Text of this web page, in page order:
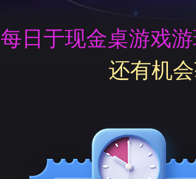
每日于现金桌游戏
还有机